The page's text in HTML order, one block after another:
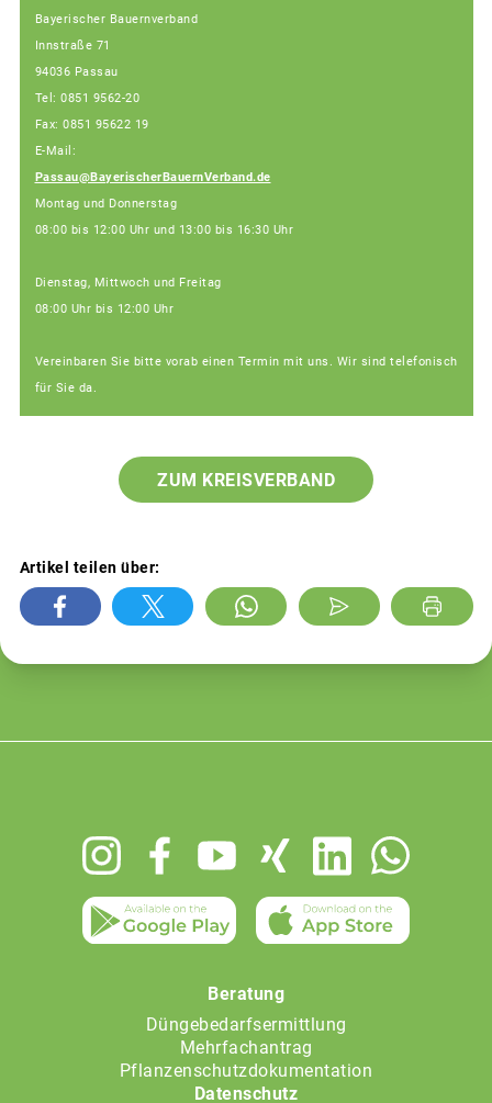
Bayerischer Bauernverband
Innstraße 71
94036 Passau
Tel: 0851 9562-20
Fax: 0851 95622 19
E-Mail:
Passau@BayerischerBauernVerband.de
Montag und Donnerstag
08:00 bis 12:00 Uhr und 13:00 bis 16:30 Uhr
Dienstag, Mittwoch und Freitag
08:00 Uhr bis 12:00 Uhr
Vereinbaren Sie bitte vorab einen Termin mit uns. Wir sind telefonisch
für Sie da.
ZUM KREISVERBAND
Artikel teilen über:
Beratung
Düngebedarfsermittlung
Mehrfachantrag
Pflanzenschutzdokumentation
Datenschutz